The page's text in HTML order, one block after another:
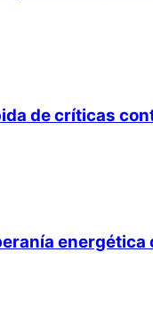
de críticas
energética